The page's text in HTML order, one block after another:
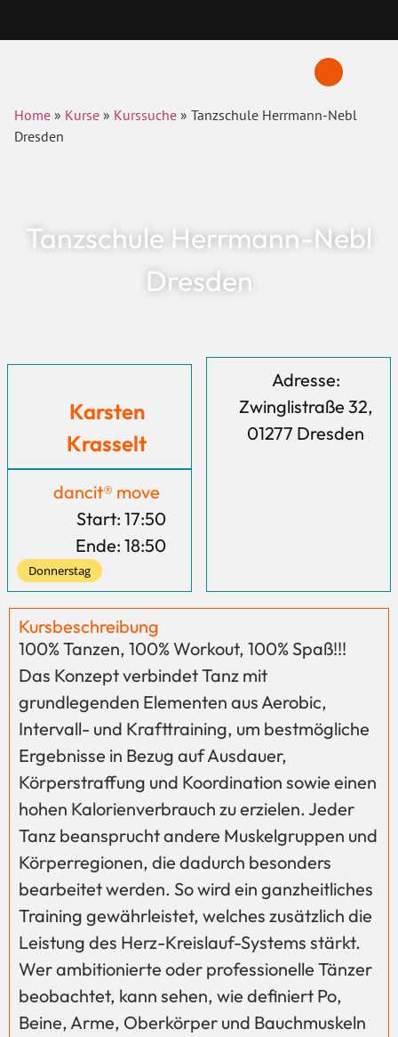
Home » Kurse » Kurssuche » Tanzschule Herrmann-Nebl
Dresden
Tanzschule Herrmann-Nebl
Dresden
Karsten
Krasselt
dancit® move
Start: 17:50
Ende: 18:50
Donnerstag
Adresse:
Zwinglistraße 32,
01277 Dresden
Kursbeschreibung
100% Tanzen, 100% Workout, 100% Spaß!!!
Das Konzept verbindet Tanz mit
grundlegenden Elementen aus Aerobic,
Intervall- und Krafttraining, um bestmögliche
Ergebnisse in Bezug auf Ausdauer,
Körperstraffung und Koordination sowie einen
hohen Kalorienverbrauch zu erzielen. Jeder
Tanz beansprucht andere Muskelgruppen und
Körperregionen, die dadurch besonders
bearbeitet werden. So wird ein ganzheitliches
Training gewährleistet, welches zusätzlich die
Leistung des Herz-Kreislauf-Systems stärkt.
Wer ambitionierte oder professionelle Tänzer
beobachtet, kann sehen, wie definiert Po,
Beine, Arme, Oberkörper und Bauchmuskeln